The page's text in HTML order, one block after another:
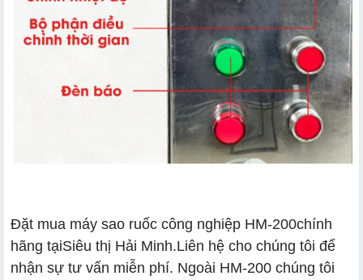
Đặt mua máy sao ruốc công nghiệp HM-200chính
hãng tạiSiêu thị Hải Minh.Liên hệ cho chúng tôi để
nhận sự tư vấn miễn phí. Ngoài HM-200 chúng tôi